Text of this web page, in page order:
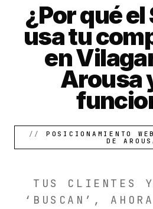
¿Por qué el
usa tu
en
Arousa
POSICIONAMIENTO
DE
TUS CLIENTES
‘BUSCAN’,